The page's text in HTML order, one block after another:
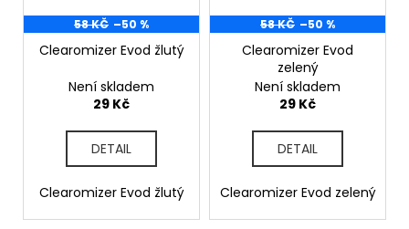
58 KČ –50 %
Clearomizer Evod žlutý
Není skladem
29 Kč
DETAIL
Clearomizer Evod žlutý
58 KČ –50 %
Clearomizer Evod
zelený
Není skladem
29 Kč
DETAIL
Clearomizer Evod zelený